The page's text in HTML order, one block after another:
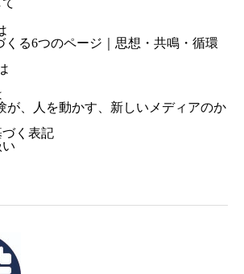
くる6つのページ｜思想・共鳴・循環
が、人を動かす、新しいメディアのか
く表記